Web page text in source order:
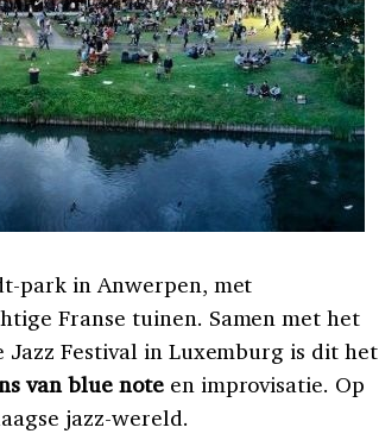
park in Anwerpen, met
Franse tuinen. Samen met het
Festival in Luxemburg is dit het
van blue noteen improvisatie. Op
jazz-wereld.